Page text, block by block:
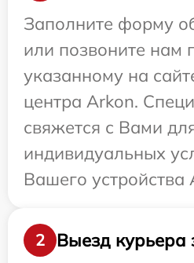
Заполните форму
или позвоните нам
указанному на
центра Arkon.
свяжется с Вами
индивидуальных
Вашего устройства
2 Выезд курьера